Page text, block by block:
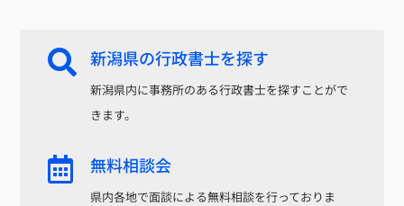
 新潟県の行政書士を探す
新潟県内に事務所のある行政書士を探すことがで
きます。
 無料相談会
県内各地で面談による無料相談を行っておりま